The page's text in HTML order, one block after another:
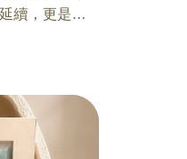
我們可能試
子的「不
麼有些我們
讀成壓力或
續，更是一
、身心調適
我與彼此需
到來，為家